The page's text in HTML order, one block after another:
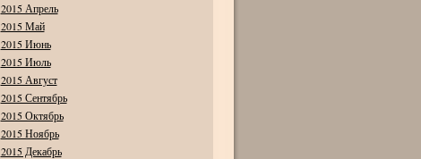
2015 Апрель
2015 Май
2015 Июнь
2015 Июль
2015 Август
2015 Сентябрь
2015 Октябрь
2015 Ноябрь
2015 Декабрь